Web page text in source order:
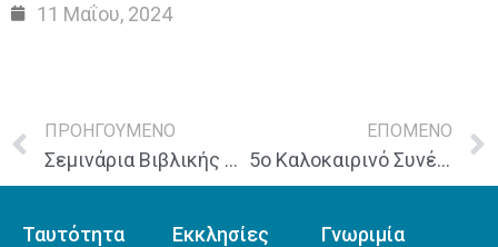
11 Μαΐου, 2024
ΠΡΟΗΓΟΥΜΕΝΟ
Σεμινάρια Βιβλικής Κατάρτισης “Ένα βιβλίο σε μία μέρα – Β’ Επιστολή προς Τιμόθεο”
ΕΠΟΜΕΝΟ
5ο Καλοκαιρινό Συνέδριο Νέων και Εφήβων «Κοινωνίας Ευαγγελικών Εκκλησιών»
Ταυτότητα Εκκλησίες Γνωριμία